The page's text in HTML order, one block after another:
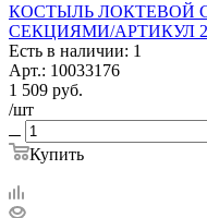
КОСТЫЛЬ ЛОКТЕВОЙ
СЕКЦИЯМИ/АРТИКУЛ
Есть в наличии: 1
Арт.: 10033176
1 509 руб.
/шт
Купить